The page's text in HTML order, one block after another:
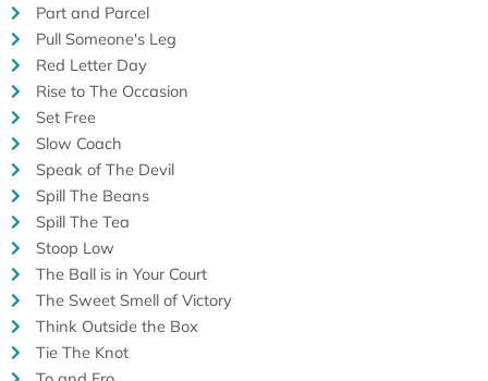
Part and Parcel
Pull Someone's Leg
Red Letter Day
Rise to The Occasion
Set Free
Slow Coach
Speak of The Devil
Spill The Beans
Spill The Tea
Stoop Low
The Ball is in Your Court
The Sweet Smell of Victory
Think Outside the Box
Tie The Knot